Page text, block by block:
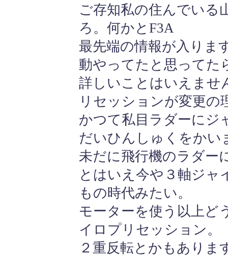
ご存知私の住んでいる
ろ。何かとF3A
最先端の情報が入り
動やってたと思ってた
詳しいことはいえませ
リセッションが変更の
かつて私目ラダーにジ
だいひんしゅくをかい
未だに飛行機のラダー
とはいえ今や３軸ジャ
もの時代みたい。
モーターを使う以上ど
イロプリセッション。
２重反転とかもあり